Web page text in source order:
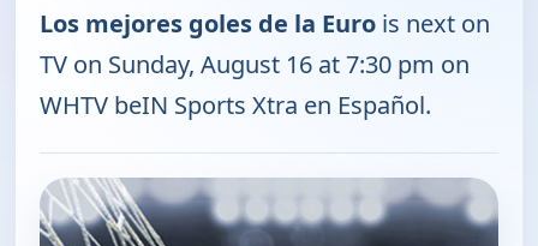
Los mejores goles de la Euro is next on
TV on Sunday, August 16 at 7:30 pm on
WHTV beIN Sports Xtra en Español.